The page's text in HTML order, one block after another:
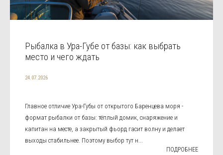
Рыбалка в Ура-Губе от базы: как выбрать
место и чего ждать
24.07.2026
Главное отличие Ура-Губы от открытого Баренцева моря -
формат рыбалки от базы: тёплый домик, снаряжение и
капитан на месте, а закрытый фьорд гасит волну и делает
выходы стабильнее. Поэтому выбор тут н...
ПОДРОБНЕЕ